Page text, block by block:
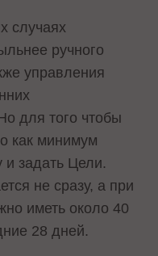
случаях
ручного
управления
для того чтобы
как минимум
и задать Цели.
не сразу, а при
иметь около 40
28 дней.